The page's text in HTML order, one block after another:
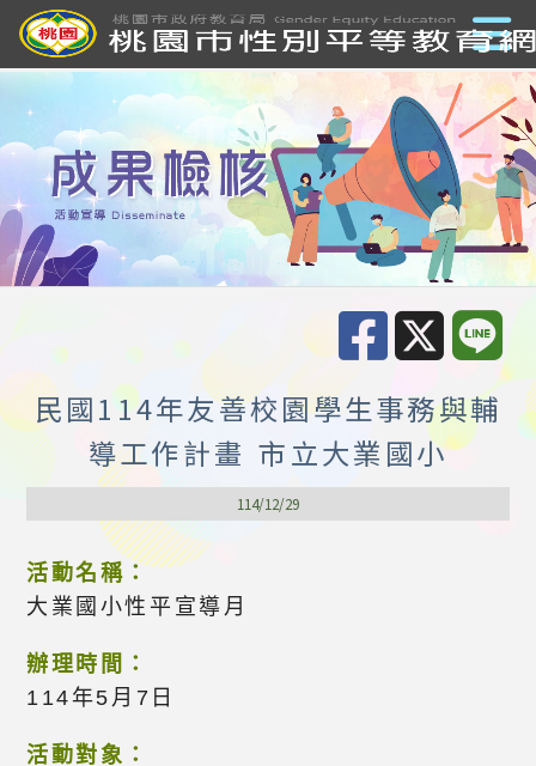
民國114年友善校園學生事務與輔
導工作計畫 市立大業國小
114/12/29
活動名稱：
大業國小性平宣導月
辦理時間：
114年5月7日
活動對象：